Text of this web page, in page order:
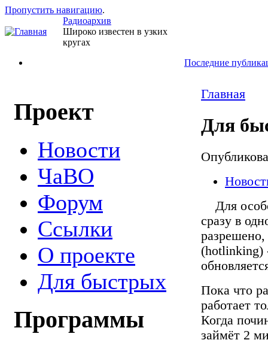
Пропустить навигацию.
Радиоархив
Широко известен в узких
кругах
Последние
Проект
Новости
ЧаВО
Форум
Ссылки
О проекте
Для быстрых
Программы
Главная
Для
Для
сразу в
(hotlinking)
Пока что
работает
Когда
займёт 2